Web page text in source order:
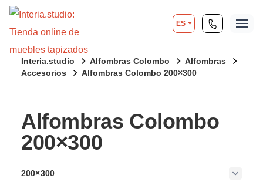
ES
Interia.studio Alfombras Colombo
Alfombras
Accesorios
Alfombras Colombo 200×300
Alfombras Colombo
200×300
200×300